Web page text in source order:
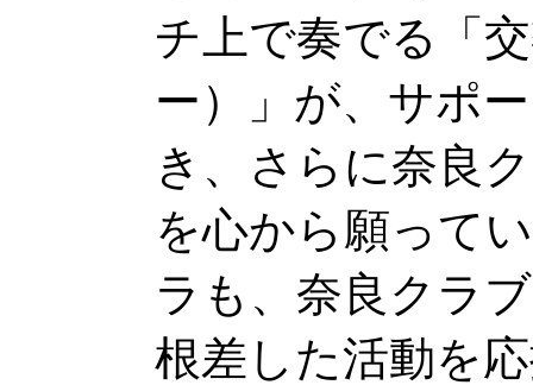
チ上で奏でる「
ー）」が、サポ
き、さらに奈良
を心から願って
ラも、奈良クラ
根差した活動を